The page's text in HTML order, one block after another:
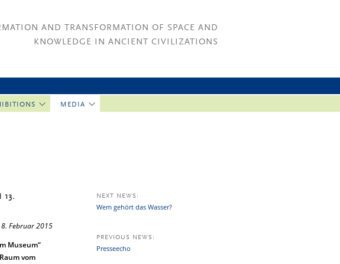
AND TRANSFORMATION OF SPACE AND
KNOWLEDGE IN ANCIENT CIVILIZATIONS
MEDIA
13.
Februar 2015
Museum“
vom
NEXT NEWS:
Wem gehört das Wasser?
PREVIOUS NEWS:
Presseecho